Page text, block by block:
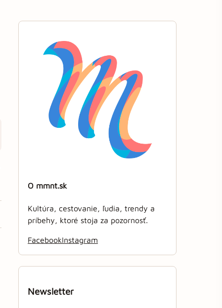
O mmnt.sk
Kultúra, cestovanie, ľudia, trendy a
príbehy, ktoré stoja za pozornosť.
FacebookInstagram
Newsletter